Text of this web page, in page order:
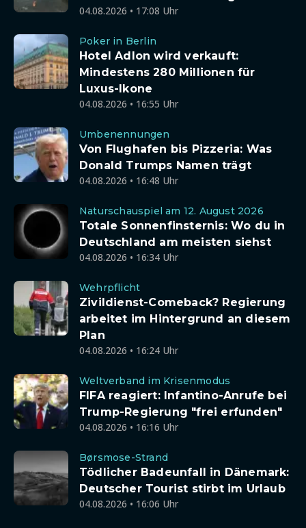
04.08.2026 • 17:08 Uhr
Poker in Berlin
Hotel Adlon wird verkauft:
Mindestens 280 Millionen für
Luxus-Ikone
04.08.2026 • 16:55 Uhr
Umbenennungen
Von Flughafen bis Pizzeria: Was
Donald Trumps Namen trägt
04.08.2026 • 16:48 Uhr
Naturschauspiel am 12. August 2026
Totale Sonnenfinsternis: Wo du in
Deutschland am meisten siehst
04.08.2026 • 16:34 Uhr
Wehrpflicht
Zivildienst-Comeback? Regierung
arbeitet im Hintergrund an diesem
Plan
04.08.2026 • 16:24 Uhr
Weltverband im Krisenmodus
FIFA reagiert: Infantino-Anrufe bei
Trump-Regierung "frei erfunden"
04.08.2026 • 16:16 Uhr
Børsmose-Strand
Tödlicher Badeunfall in Dänemark:
Deutscher Tourist stirbt im Urlaub
04.08.2026 • 16:06 Uhr